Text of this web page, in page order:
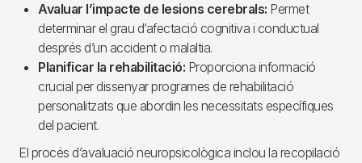
Avaluar l’impacte de lesions cerebrals: Permet
determinar el grau d’afectació cognitiva i conductual
després d’un accident o malaltia.
Planificar la rehabilitació: Proporciona informació
crucial per dissenyar programes de rehabilitació
personalitzats que abordin les necessitats específiques
del pacient.
El procés d’avaluació neuropsicològica inclou la recopilació